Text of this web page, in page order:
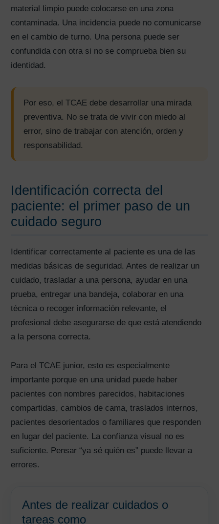
material limpio puede colocarse en una zona
contaminada. Una incidencia puede no comunicarse
en el cambio de turno. Una persona puede ser
confundida con otra si no se comprueba bien su
identidad.
Por eso, el TCAE debe desarrollar una mirada
preventiva. No se trata de vivir con miedo al
error, sino de trabajar con atención, orden y
responsabilidad.
Identificación correcta del
paciente: el primer paso de un
cuidado seguro
Identificar correctamente al paciente es una de las
medidas básicas de seguridad. Antes de realizar un
cuidado, trasladar a una persona, ayudar en una
prueba, entregar una bandeja, colaborar en una
técnica o recoger información relevante, el
profesional debe asegurarse de que está atendiendo
a la persona correcta.
Para el TCAE junior, esto es especialmente
importante porque en una unidad puede haber
pacientes con nombres parecidos, habitaciones
compartidas, cambios de cama, traslados internos,
pacientes desorientados o familiares que responden
en lugar del paciente. La confianza visual no es
suficiente. Pensar “ya sé quién es” puede llevar a
errores.
Antes de realizar cuidados o
tareas como